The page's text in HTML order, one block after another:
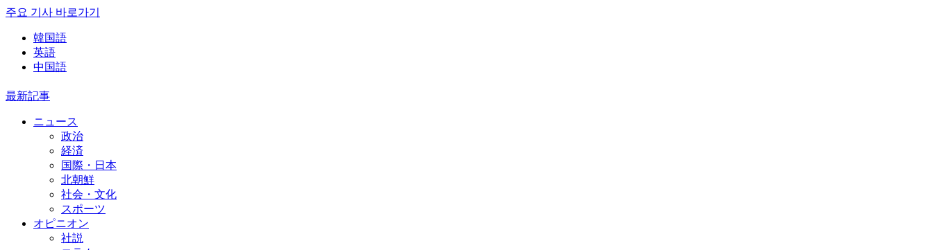
주요 기사 바로가기
韓国語
英語
中国語
最新記事
ニュース
政治
経済
国際・日本
北朝鮮
社会・文化
スポーツ
オピニオン
社説